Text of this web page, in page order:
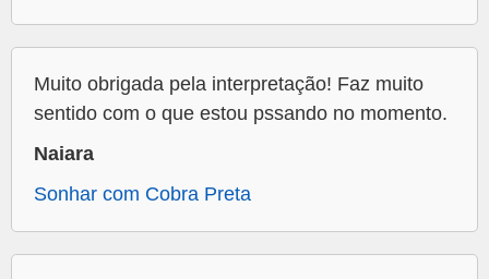
Muito obrigada pela interpretação! Faz muito
sentido com o que estou pssando no momento.
Naiara
Sonhar com Cobra Preta